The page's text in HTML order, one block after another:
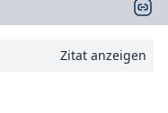
Zitat anzeigen